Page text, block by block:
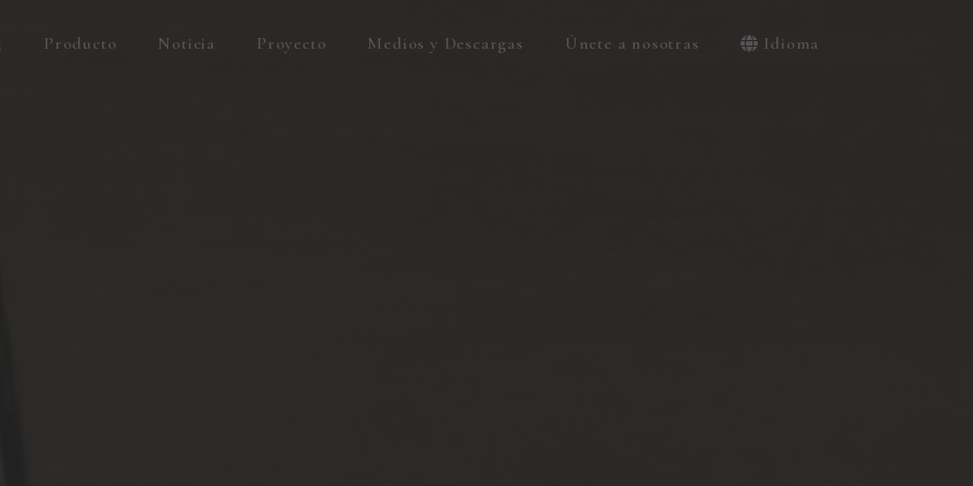
Producto Noticia Proyecto Medios y Descargas Únete a nosotras Idioma